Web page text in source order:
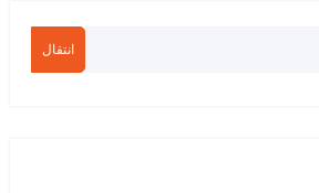
انتقال